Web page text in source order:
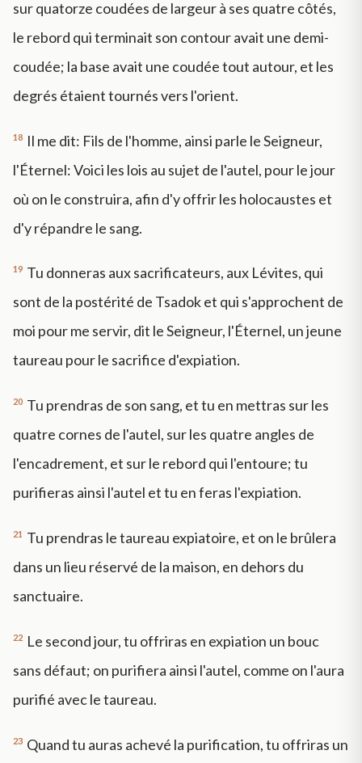
sur quatorze coudées de largeur à ses quatre côtés,
le rebord qui terminait son contour avait une demi-
coudée; la base avait une coudée tout autour, et les
degrés étaient tournés vers l'orient.
18 Il me dit: Fils de l'homme, ainsi parle le Seigneur,
l'Éternel: Voici les lois au sujet de l'autel, pour le jour
où on le construira, afin d'y offrir les holocaustes et
d'y répandre le sang.
19 Tu donneras aux sacrificateurs, aux Lévites, qui
sont de la postérité de Tsadok et qui s'approchent de
moi pour me servir, dit le Seigneur, l'Éternel, un jeune
taureau pour le sacrifice d'expiation.
20 Tu prendras de son sang, et tu en mettras sur les
quatre cornes de l'autel, sur les quatre angles de
l'encadrement, et sur le rebord qui l'entoure; tu
purifieras ainsi l'autel et tu en feras l'expiation.
21 Tu prendras le taureau expiatoire, et on le brûlera
dans un lieu réservé de la maison, en dehors du
sanctuaire.
22 Le second jour, tu offriras en expiation un bouc
sans défaut; on purifiera ainsi l'autel, comme on l'aura
purifié avec le taureau.
23 Quand tu auras achevé la purification, tu offriras un